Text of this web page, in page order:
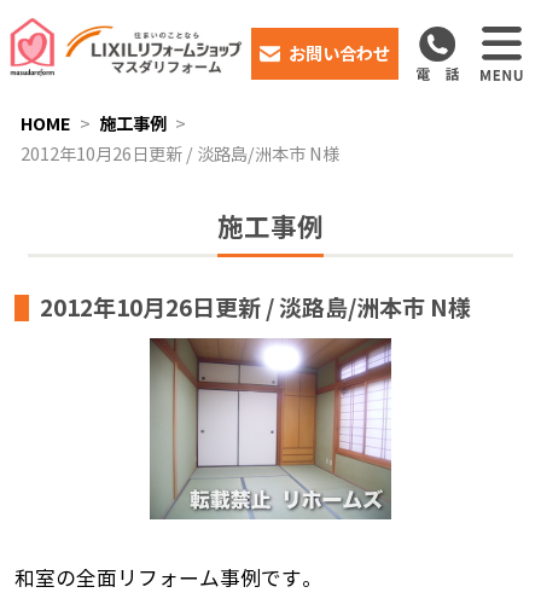
お問い合わせ
HOME
施工事例
2012年10月26日更新 / 淡路島/洲本市 N様
施工事例
2012年10月26日更新 / 淡路島/洲本市 N様
和室の全面リフォーム事例です。